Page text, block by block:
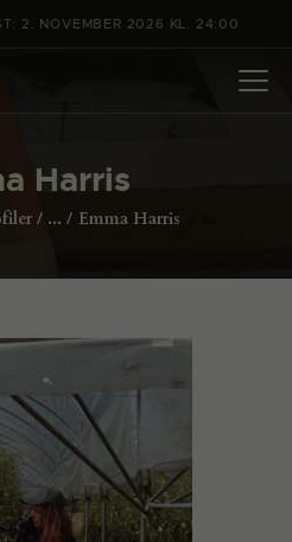
2. NOVEMBER 2026 KL. 24:00
Harris
... Emma Harris